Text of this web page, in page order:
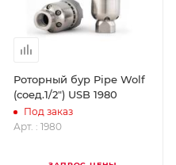
Роторный бур Pipe Wolf
(соед.1/2") USB 1980
Под заказ
Арт. : 1980